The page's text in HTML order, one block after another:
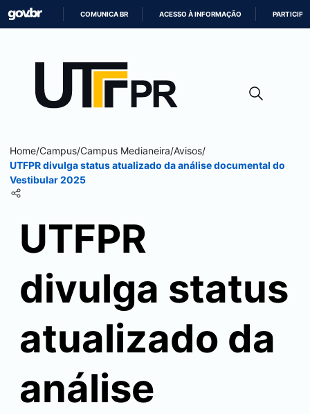
CONTEÚDO
COMUNICA BR ACESSO À INFORMAÇÃO PARTICIPE
Home/Campus/Campus Medianeira/Avisos/
UTFPR divulga status atualizado da análise documental do
Vestibular 2025
UTFPR
divulga status
atualizado da
análise